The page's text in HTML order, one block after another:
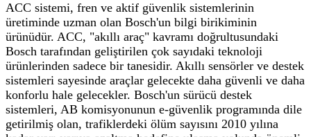
ACC sistemi, fren ve aktif güvenlik sistemlerinin
üretiminde uzman olan Bosch'un bilgi birikiminin
ürünüdür. ACC, "akıllı araç" kavramı doğrultusundaki
Bosch tarafından geliştirilen çok sayıdaki teknoloji
ürünlerinden sadece bir tanesidir. Akıllı sensörler ve destek
sistemleri sayesinde araçlar gelecekte daha güvenli ve daha
konforlu hale gelecekler. Bosch'un sürücü destek
sistemleri, AB komisyonunun e-güvenlik programında dile
getirilmiş olan, trafiklerdeki ölüm sayısını 2010 yılına